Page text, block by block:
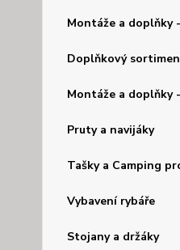
Montáže a doplňky
Doplňkový
Montáže a doplňky
Pruty a navijáky
Tašky a Camping
Vybavení rybáře
Stojany a držáky